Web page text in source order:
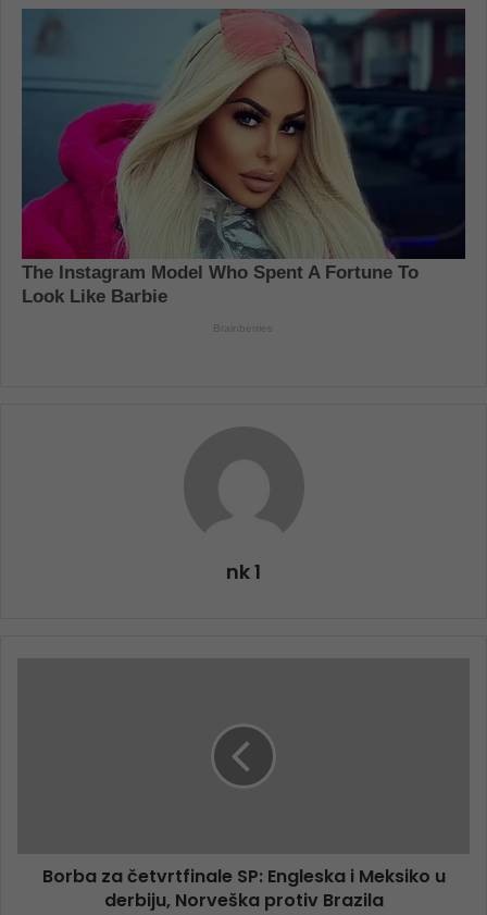
nk 1
Borba za četvrtfinale SP: Engleska i Meksiko u
derbiju, Norveška protiv Brazila